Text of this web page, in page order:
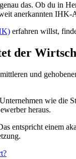
das. Ob du in
anerkannten IHK-
erfahren willst,
der
und
wie
heraus.
entspricht einem